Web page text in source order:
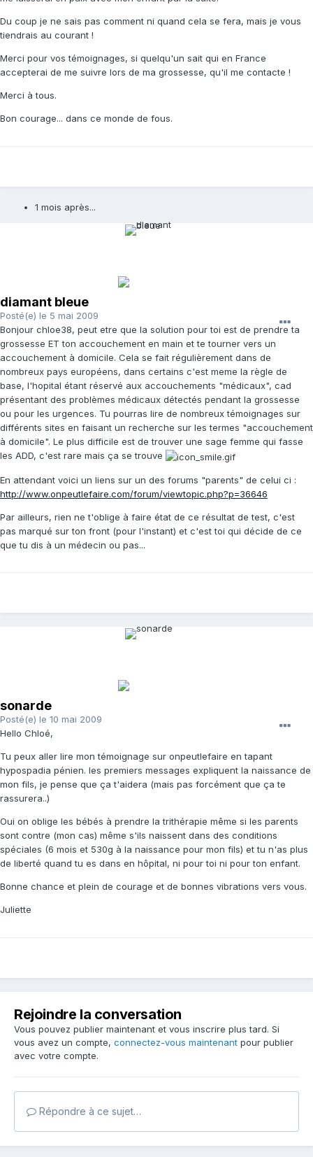
Du coup je ne sais pas comment ni quand cela se fera, mais je vous
tiendrais au courant !
Merci pour vos témoignages, si quelqu'un sait qui en France
accepterai de me suivre lors de ma grossesse, qu'il me contacte !
Merci à tous.
Bon courage... dans ce monde de fous.
1 mois après...
diamant bleue
Posté(e) le 5 mai 2009
Bonjour chloe38, peut etre que la solution pour toi est de prendre ta
grossesse ET ton accouchement en main et te tourner vers un
accouchement à domicile. Cela se fait régulièrement dans de
nombreux pays européens, dans certains c'est meme la règle de
base, l'hopital étant réservé aux accouchements "médicaux", cad
présentant des problèmes médicaux détectés pendant la grossesse
ou pour les urgences. Tu pourras lire de nombreux témoignages sur
différents sites en faisant un recherche sur les termes "accouchement
à domicile". Le plus difficile est de trouver une sage femme qui fasse
les ADD, c'est rare mais ça se trouve
En attendant voici un liens sur un des forums "parents" de celui ci :
http://www.onpeutlefaire.com/forum/viewtopic.php?p=36646
Par ailleurs, rien ne t'oblige à faire état de ce résultat de test, c'est
pas marqué sur ton front (pour l'instant) et c'est toi qui décide de ce
que tu dis à un médecin ou pas...
sonarde
Posté(e) le 10 mai 2009
Hello Chloé,
Tu peux aller lire mon témoignage sur onpeutlefaire en tapant
hypospadia pénien. les premiers messages expliquent la naissance de
mon fils, je pense que ça t'aidera (mais pas forcément que ça te
rassurera..)
Oui on oblige les bébés à prendre la trithérapie même si les parents
sont contre (mon cas) même s'ils naissent dans des conditions
spéciales (6 mois et 530g à la naissance pour mon fils) et tu n'as plus
de liberté quand tu es dans en hôpital, ni pour toi ni pour ton enfant.
Bonne chance et plein de courage et de bonnes vibrations vers vous.
Juliette
Rejoindre la conversation
Vous pouvez publier maintenant et vous inscrire plus tard. Si
vous avez un compte, connectez-vous maintenant pour publier
avec votre compte.
Répondre à ce sujet…